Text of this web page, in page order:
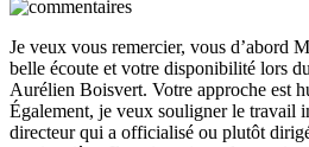
Je veux vous remercier, vous d’abord
belle écoute et votre disponibilité lors
Aurélien Boisvert. Votre approche est
Également, je veux souligner le travail
directeur qui a officialisé ou plutôt